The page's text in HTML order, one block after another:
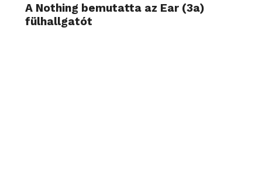
A Nothing bemutatta az Ear (3a)
fülhallgatót